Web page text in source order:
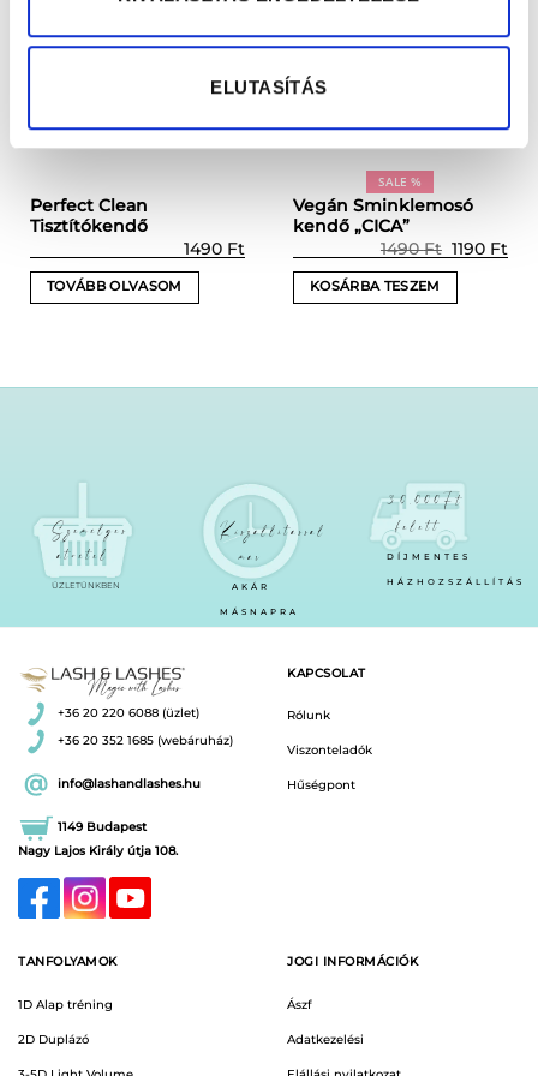
ELUTASÍTÁS
Perfect Clean
Tisztítókendő
1490 Ft
TOVÁBB OLVASOM
SALE %
Vegán Sminklemosó
kendő „CICA”
1490Ft Prețul
inițial
a
1490 Ft.
1190 Ft
KOSÁRBA TESZEM
Személyes
átvétel
ÜZLETÜNKBEN
Kiszállítással
már
AKÁR
MÁSNAPRA
30.000Ft
felett
DÍJMENTES
HÁZHOZSZÁLLÍTÁS
+36 20 220 6088 (üzlet)
+36 20 352 1685 (webáruház)
info@lashandlashes.hu
1149 Budapest
Nagy Lajos Király útja 108.
KAPCSOLAT
Rólunk
Viszonteladók
Hűségpont
TANFOLYAMOK
1D Alap tréning
2D Duplázó
JOGI INFORMÁCIÓK
Ászf
Adatkezelési